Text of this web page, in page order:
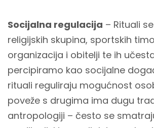
Socijalna regulacija – Rituali
religijskih skupina, sportskih
organizacija i obitelji te ih
percipiramo kao socijalne
rituali reguliraju mogućnost
poveže s drugima ima dugu
antropologiji – često se